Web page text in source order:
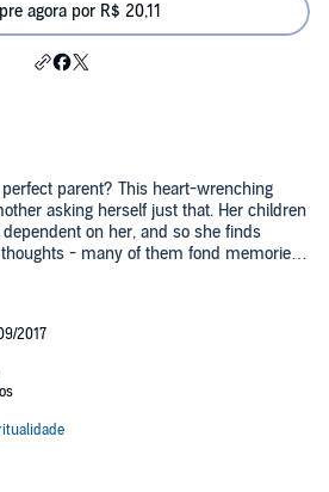
agora por R$ 20,11
parent? This heart-wrenching
asking herself just that. Her children
on her, and so she finds
- many of them fond memories,
Had she gotten things right as a
known only to single parents. How
needing to be loved and needing to
than just a story; it's a true-to-life